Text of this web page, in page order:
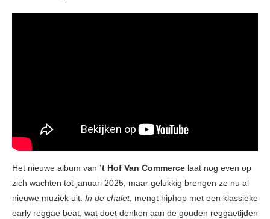
Het nieuwe album van ’t Hof Van Commerce laat nog even op
zich wachten tot januari 2025, maar gelukkig brengen ze nu al
nieuwe muziek uit. In de chalet, mengt hiphop met een klassieke
early reggae beat, wat doet denken aan de gouden reggaetijden